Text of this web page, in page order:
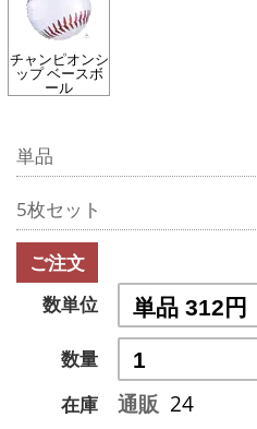
チャンピオンシ
ップ ベースボ
ール
単品
5枚セット
ご注文
数単位
数量
在庫
通販 24